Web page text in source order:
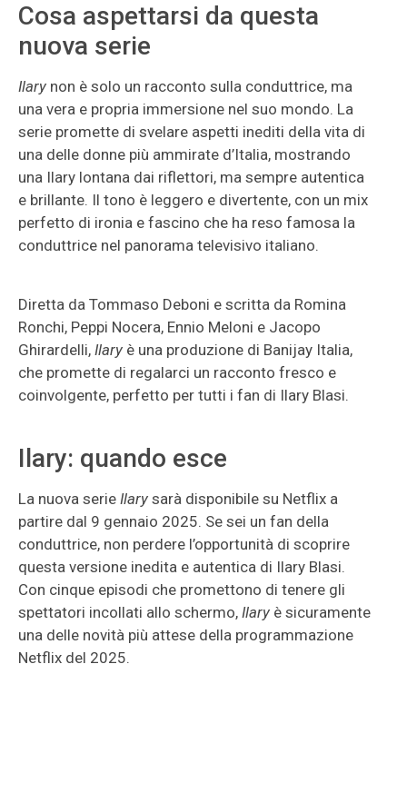
Cosa aspettarsi da questa
nuova serie
Ilary non è solo un racconto sulla conduttrice, ma
una vera e propria immersione nel suo mondo. La
serie promette di svelare aspetti inediti della vita di
una delle donne più ammirate d’Italia, mostrando
una Ilary lontana dai riflettori, ma sempre autentica
e brillante. Il tono è leggero e divertente, con un mix
perfetto di ironia e fascino che ha reso famosa la
conduttrice nel panorama televisivo italiano.
Diretta da Tommaso Deboni e scritta da Romina
Ronchi, Peppi Nocera, Ennio Meloni e Jacopo
Ghirardelli, Ilary è una produzione di Banijay Italia,
che promette di regalarci un racconto fresco e
coinvolgente, perfetto per tutti i fan di Ilary Blasi.
Ilary: quando esce
La nuova serie Ilary sarà disponibile su Netflix a
partire dal 9 gennaio 2025. Se sei un fan della
conduttrice, non perdere l’opportunità di scoprire
questa versione inedita e autentica di Ilary Blasi.
Con cinque episodi che promettono di tenere gli
spettatori incollati allo schermo, Ilary è sicuramente
una delle novità più attese della programmazione
Netflix del 2025.